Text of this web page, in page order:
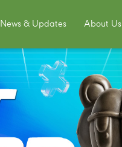
News & Updates About Us